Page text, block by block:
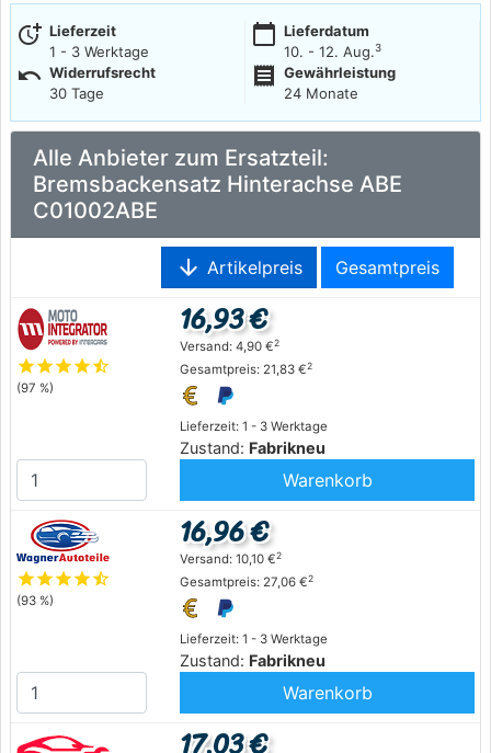
more_time Lieferzeit
1 - 3 Werktage
calendar_today Lieferdatum
10. - 12. Aug.3
undo Widerrufsrecht
30 Tage
receipt
Gewährleistung
24 Monate
Alle Anbieter zum Ersatzteil:
Bremsbackensatz Hinterachse ABE
C01002ABE
arrow_downward Artikelpreis Gesamtpreis
starstarstarstarstar_half
(97 %)
Lieferzeit: 1 - 3 Werktage
Zustand: Fabrikneu
16,93 €
Versand: 4,90 €2
Gesamtpreis: 21,83 €2
Warenkorb
starstarstarstarstar_half
(93 %)
Lieferzeit: 1 - 3 Werktage
Zustand: Fabrikneu
16,96 €
Versand: 10,10 €2
Gesamtpreis: 27,06 €2
Warenkorb